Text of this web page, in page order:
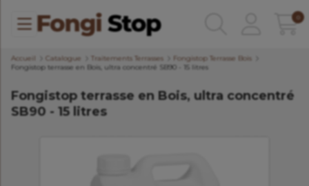
Accueil Catalogue Traitements Terrasses
Fongistop Terrasse Bois
Fongistop terrasse en Bois, ultra concentré SB90 - 15 litres
Fongistop terrasse en Bois, ultra concentré
SB90 - 15 litres